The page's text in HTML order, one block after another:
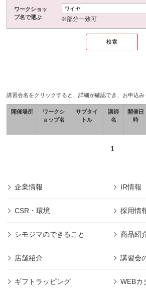
ワークショッ
プ名で選ぶ
※部分一致可
講習会名をクリックすると、詳細が確認でき、お申込み
開催場所
ワークシ
ョップ名
サブタイ
トル
講師
名
開催日
時
1
企業情報 IR情報
CSR・環境 採用情
シモジマのできること 商品紹
店舗紹介 講習会
ギフトラッピング WEBカ